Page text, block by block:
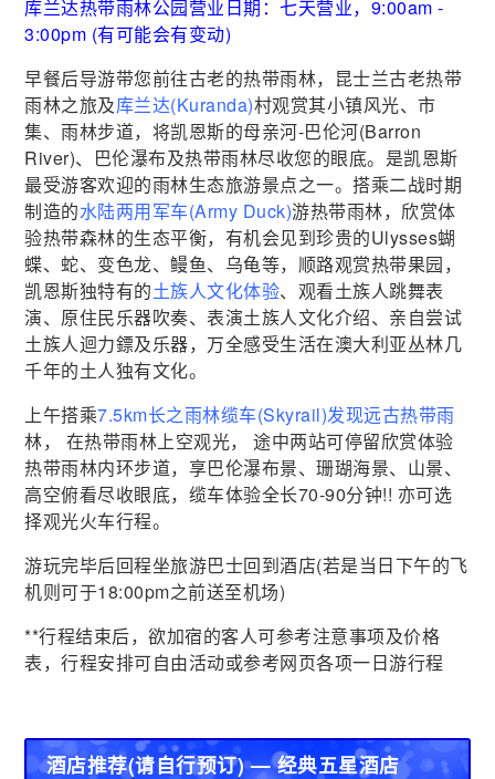
库兰达热带雨林公园营业日期：七天营业，9:00am -
3:00pm (有可能会有变动)
早餐后导游带您前往古老的热带雨林，昆士兰古老热带
雨林之旅及库兰达(Kuranda)村观赏其小镇风光、市
集、雨林步道，将凯恩斯的母亲河-巴伦河(Barron
River)、巴伦瀑布及热带雨林尽收您的眼底。是凯恩斯
最受游客欢迎的雨林生态旅游景点之一。搭乘二战时期
制造的水陆两用军车(Army Duck)游热带雨林，欣赏体
验热带森林的生态平衡，有机会见到珍贵的Ulysses蝴
蝶、蛇、变色龙、鳗鱼、乌龟等，顺路观赏热带果园，
凯恩斯独特有的土族人文化体验、观看土族人跳舞表
演、原住民乐器吹奏、表演土族人文化介绍、亲自尝试
土族人迴力鏢及乐器，万全感受生活在澳大利亚丛林几
千年的土人独有文化。
上午搭乘7.5km长之雨林缆车(Skyrail)发现远古热带雨
林， 在热带雨林上空观光， 途中两站可停留欣赏体验
热带雨林内环步道，享巴伦瀑布景、珊瑚海景、山景、
高空俯看尽收眼底，缆车体验全长70-90分钟!! 亦可选
择观光火车行程。
游玩完毕后回程坐旅游巴士回到酒店(若是当日下午的飞
机则可于18:00pm之前送至机场)
**行程结束后，欲加宿的客人可参考注意事项及价格
表，行程安排可自由活动或参考网页各项一日游行程
酒店推荐(请自行预订) — 经典五星酒店